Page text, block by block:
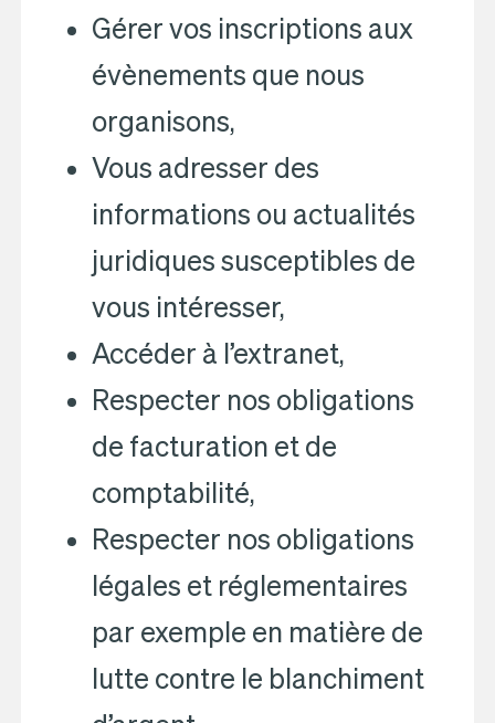
Gérer vos inscriptions aux
évènements que nous
organisons,
Vous adresser des
informations ou actualités
juridiques susceptibles de
vous intéresser,
Accéder à l’extranet,
Respecter nos obligations
de facturation et de
comptabilité,
Respecter nos obligations
légales et réglementaires
par exemple en matière de
lutte contre le blanchiment